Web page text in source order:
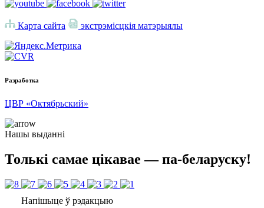
Карта сайта экстрэмісцкія матэрыялы
Разработка
ЦВР «Октябрьский»
Нашы выданні
Толькі самае цікавае — па-беларуску!
Напішыце ў рэдакцыю